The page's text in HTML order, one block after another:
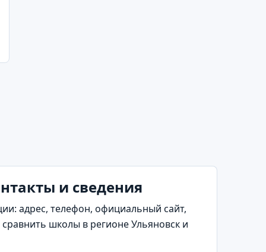
и сведения
адрес, телефон, официальный сайт,
школы в регионе Ульяновск и